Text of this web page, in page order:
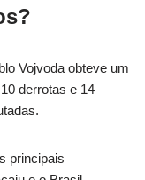
Vojvoda obteve um
derrotas e 14
principais